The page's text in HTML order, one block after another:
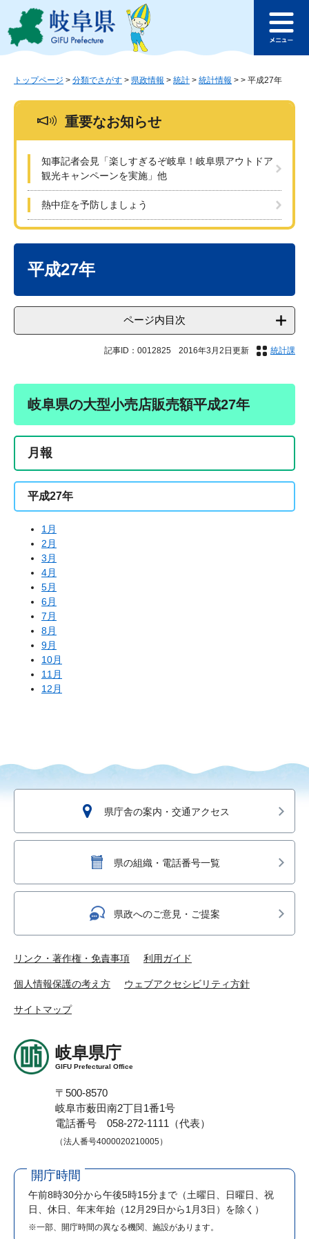
ジ
ュ
このページの本文へ
ュ
トップページ > 分類でさがす > 県政情報 > 統計 > 統計情報 > > 平成27年
重要なお知らせ
知事記者会見「楽しすぎるぞ岐阜！岐阜県アウトドア
観光キャンペーンを実施」他
熱中症を予防しましょう
平成27年
ページ内目次
記事ID：0012825 2016年3月2日更新 統計課
岐阜県の大型小売店販売額平成27年
月報
平成27年
1月
2月
3月
4月
5月
6月
7月
8月
9月
10月
11月
12月
県庁舎の案内・交通アクセス
県の組織・電話番号一覧
県政へのご意見・ご提案
リンク・著作権・免責事項 利用ガイド
個人情報保護の考え方 ウェブアクセシビリティ方針
サイトマップ
岐阜県庁
GIFU Prefectural Office
〒500-8570
岐阜市薮田南2丁目1番1号
電話番号 058-272-1111（代表）
（法人番号4000020210005）
開庁時間
午前8時30分から午後5時15分まで （土曜日、日曜日、祝
日、休日、年末年始（12月29日から1月3日）を除く）
※一部、開庁時間の異なる機関、施設があります。